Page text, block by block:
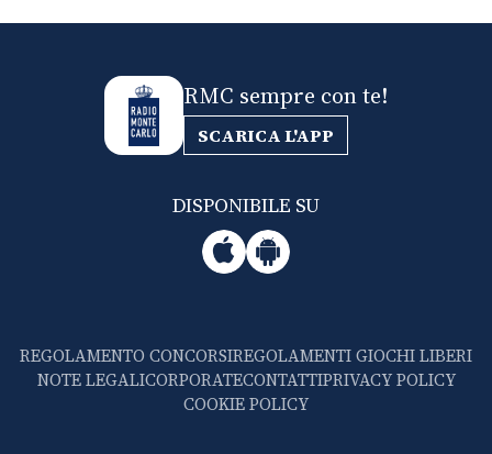
RMC sempre con te!
SCARICA L'APP
DISPONIBILE SU
REGOLAMENTO CONCORSIREGOLAMENTI GIOCHI LIBERI
NOTE LEGALICORPORATECONTATTIPRIVACY POLICY
COOKIE POLICY